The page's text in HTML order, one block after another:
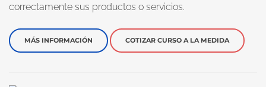
correctamente sus productos o servicios.
MÁS INFORMACIÓN COTIZAR CURSO A LA MEDIDA